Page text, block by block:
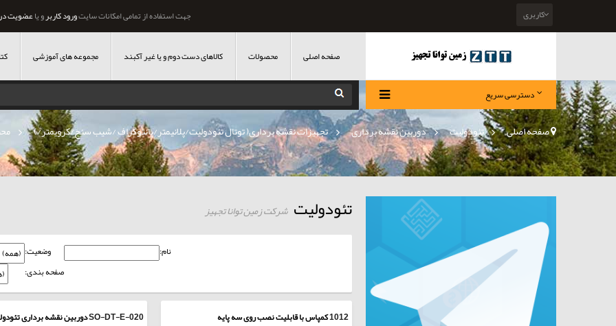
جهت استفاده از تمامی امکانات سایتورود کاربرو یاعضویت کاربری
صفحه اصلی محصولات کالاهای دست دوم و یا غیر آکبند مجموعه های آموزشی
دسترسی سریع
صفحه اصلی > تئودولیت » دوربین نقشه برداری » تجهیزات نقشه برداری( توتال تئودولیت/پلانیمتر/پانتوگراف /شیب سنج/کرویمتر/) »
تئودولیتشرکت زمین توانا تجهیز
نام:
وضعیت:
صفحه بندی:
1012کمپاس با قابلیت نصب روی سه پایه SO-DT-E-020دوربین نقشه برداری